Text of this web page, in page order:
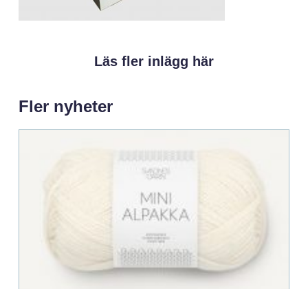
Läs fler inlägg här
Fler nyheter